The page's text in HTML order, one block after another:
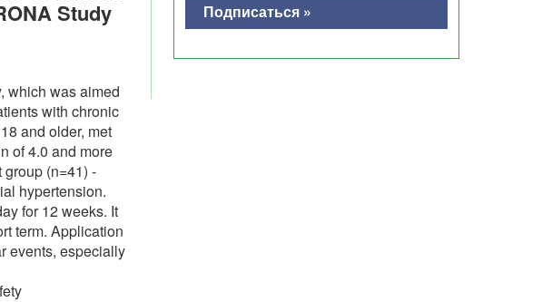
Study
which was aimed
with chronic
and older, met
of 4.0 and more
(n=41) -
hypertension.
for 12 weeks. It
term. Application
events, especially
Подписаться »